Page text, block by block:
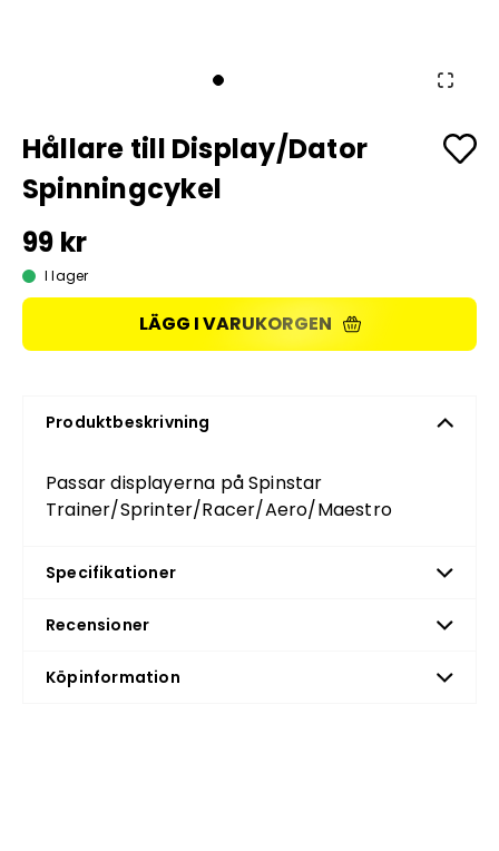
Hållare till Display/Dator
Spinningcykel
99 kr
I lager
LÄGG I VARUKORGEN
Produktbeskrivning
Passar displayerna på Spinstar
Trainer/Sprinter/Racer/Aero/Maestro
Specifikationer
Recensioner
Köpinformation